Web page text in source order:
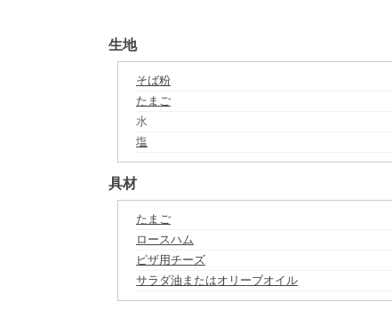
生地
そば粉
たまご
水
塩
具材
たまご
ロースハム
ピザ用チーズ
サラダ油またはオリーブオイル